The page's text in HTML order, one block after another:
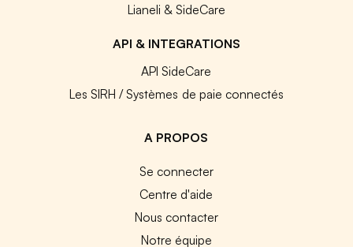
Lianeli & SideCare
API & INTEGRATIONS
API SideCare
Les SIRH / Systèmes de paie connectés
A PROPOS
Se connecter
Centre d'aide
Nous contacter
Notre équipe